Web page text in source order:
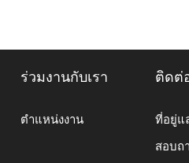
ร่วมงานกับเรา
ตำแหน่งงาน
ติดต่
ที่อยู่แ
สอบถ